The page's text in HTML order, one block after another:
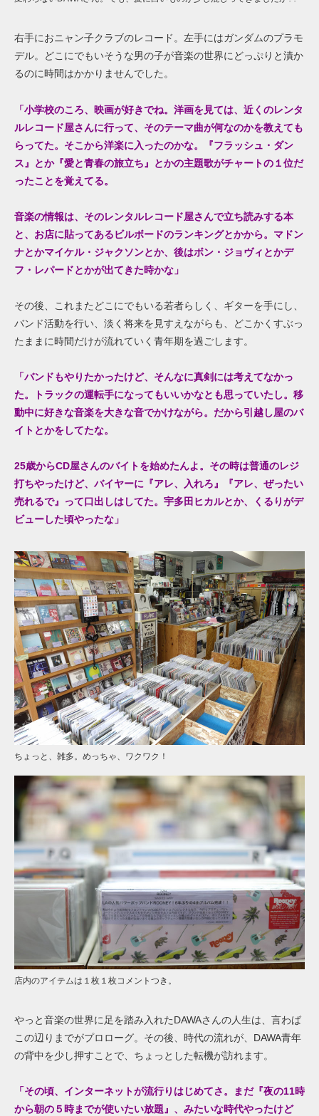
右手におニャン子クラブのレコード。左手にはガンダムのプラモ
デル。どこにでもいそうな男の子が音楽の世界にどっぷりと漬か
るのに時間はかかりませんでした。
「小学校のころ、映画が好きでね。洋画を見ては、近くのレンタ
ルレコード屋さんに行って、そのテーマ曲が何なのかを教えても
らってた。そこから洋楽に入ったのかな。
『フラッシュ・ダン
ス 』 とか『愛と青春の旅立ち 』
とかの主題歌がチャートの１位だ
ったことを覚えてる。
音楽の情報は、そのレンタルレコード屋さんで立ち読みする本
と、 お店に貼ってあるビルボードのランキングとかから。マドン
ナとかマイケル・ジャクソンとか、後はボン・ジョヴィとかデ
フ・レパードとかが出てきた時かな 」
その後、これまたどこにでもいる若者らしく、ギターを手にし、
バンド活動を行い、淡く将来を見すえながらも、どこかくすぶっ
たままに時間だけが流れていく青年期を過ごします。
「バンドもやりたかったけど、そんなに真剣には考えてなかっ
た。トラックの運転手になってもいいかなとも思っていたし。移
動中に好きな音楽を大きな音でかけながら。だから引越し屋のバ
イトとかをしてたな。
25歳からCD屋さんのバイトを始めたんよ。その時は普通のレジ
打ちやったけど、バイヤーに 『アレ、 入れろ』 『アレ、ぜったい
売れるで』 って口出しはしてた。宇多田ヒカルとか、くるりがデ
ビューした頃やったな」
ちょっと、雑多。めっちゃ、ワクワク！
店内のアイテムは１枚１枚コメントつき。
やっと音楽の世界に足を踏み入れたDAWAさんの人生は、言わば
この辺りまでがプロローグ。その後、時代の流れが、DAWA青年
の背中を少し押すことで、ちょっとした転機が訪れます。
「その頃、インターネットが流行りはじめてさ。まだ『夜の11時
から朝の５時までが使いたい放題』 、 みたいな時代やったけど